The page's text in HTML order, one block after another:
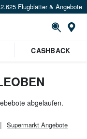
Flugblätter & Angebote
CASHBACK
abgelaufen.
Supermarkt Angebote